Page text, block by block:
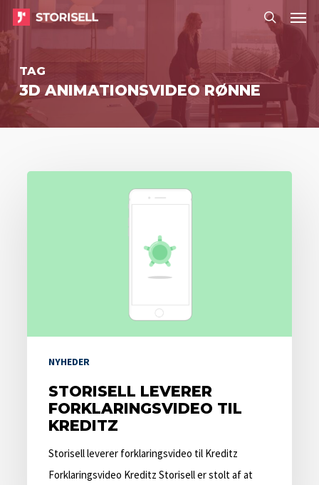
Skip
to
main
content
search
Menu
TAG
3D ANIMATIONSVIDEO RØNNE
NYHEDER
STORISELL LEVERER
FORKLARINGSVIDEO TIL
KREDITZ
Storisell leverer forklaringsvideo til Kreditz
Forklaringsvideo Kreditz Storisell er stolt af at
Menu